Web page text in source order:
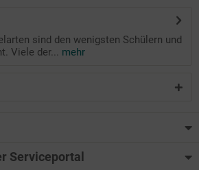
sind den wenigsten Schülern und
Viele der... mehr
Serviceportal